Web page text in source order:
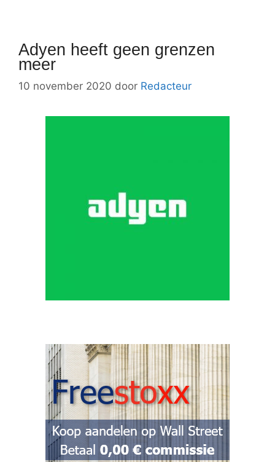
Adyen heeft geen grenzen
meer
10 november 2020 door Redacteur